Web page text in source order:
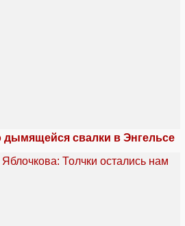
свалки в Энгельсе